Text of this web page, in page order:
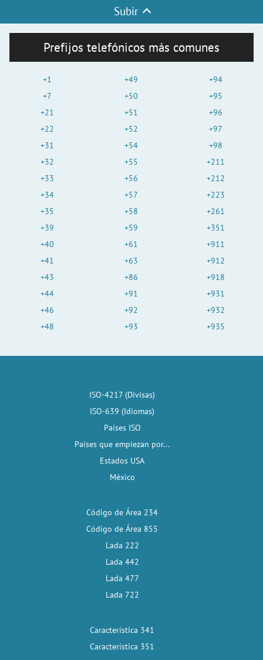
Subir
Prefijos telefónicos más comunes
+1
+7
+21
+22
+31
+32
+33
+34
+35
+39
+40
+41
+43
+44
+46
+48
+49
+50
+51
+52
+54
+55
+56
+57
+58
+59
+61
+63
+86
+91
+92
+93
+94
+95
+96
+97
+98
+211
+212
+223
+261
+351
+911
+912
+918
+931
+932
+935
ISO-4217 (Divisas)
ISO-639 (Idiomas)
Países ISO
Países que empiezan por...
Estados USA
México
Código de Área 234
Código de Área 855
Lada 222
Lada 442
Lada 477
Lada 722
Característica 341
Característica 351